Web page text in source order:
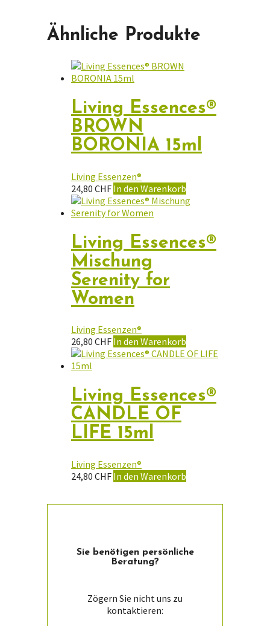
Ähnliche Produkte
Living Essences®
BROWN
BORONIA 15ml
Living Essenzen®
24,80 CHF In den Warenkorb
Living Essences®
Mischung
Serenity for
Women
Living Essenzen®
26,80 CHF In den Warenkorb
Living Essences®
CANDLE OF
LIFE 15ml
Living Essenzen®
24,80 CHF In den Warenkorb
Sie ­benötigen persön­liche
Beratung?
Zögern Sie nicht uns zu
kontaktieren: